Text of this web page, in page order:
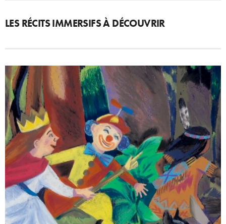
LES RÉCITS IMMERSIFS À DÉCOUVRIR